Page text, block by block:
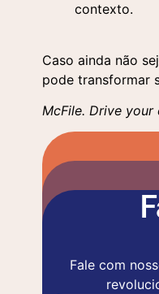
contexto.
Caso ainda não
pode transformar
McFile. Drive your
Fale com